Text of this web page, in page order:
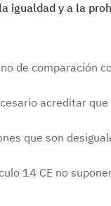
igualdad y a la
de comparación
acreditar
que son
14 CE no